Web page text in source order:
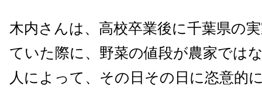
木内さんは、高校卒業後に千葉県の
ていた際に、野菜の値段が農家では
人によって、その日その日に恣意的